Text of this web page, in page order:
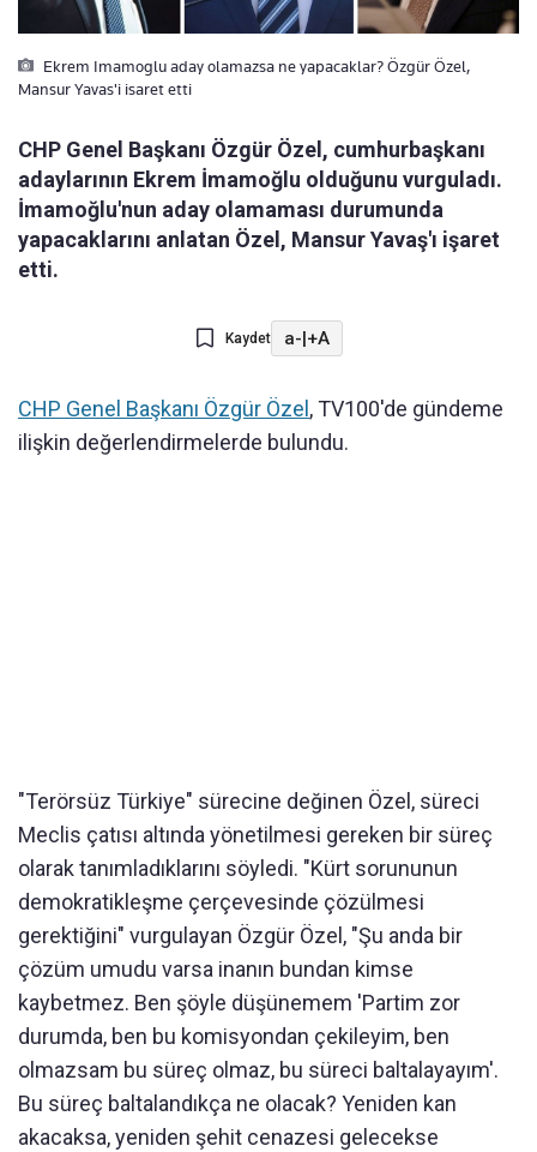
Ekrem Imamoglu aday olamazsa ne yapacaklar? Özgür Özel,
Mansur Yavas'i isaret etti
CHP Genel Başkanı Özgür Özel, cumhurbaşkanı
adaylarının Ekrem İmamoğlu olduğunu vurguladı.
İmamoğlu'nun aday olamaması durumunda
yapacaklarını anlatan Özel, Mansur Yavaş'ı işaret
etti.
Kaydet a-|+A
CHP Genel Başkanı Özgür Özel , TV100'de gündeme
ilişkin değerlendirmelerde bulundu.
"Terörsüz Türkiye" sürecine değinen Özel, süreci
Meclis çatısı altında yönetilmesi gereken bir süreç
olarak tanımladıklarını söyledi. "Kürt sorununun
demokratikleşme çerçevesinde çözülmesi
gerektiğini" vurgulayan Özgür Özel, "Şu anda bir
çözüm umudu varsa inanın bundan kimse
kaybetmez. Ben şöyle düşünemem 'Partim zor
durumda, ben bu komisyondan çekileyim, ben
olmazsam bu süreç olmaz, bu süreci baltalayayım'.
Bu süreç baltalandıkça ne olacak? Yeniden kan
akacaksa, yeniden şehit cenazesi gelecekse